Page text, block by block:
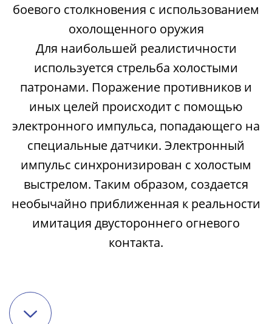
боевого столкновения с использованием
охолощенного оружия
Для наибольшей реалистичности
используется стрельба холостыми
патронами. Поражение противников и
иных целей происходит с помощью
электронного импульса, попадающего на
специальные датчики. Электронный
импульс синхронизирован с холостым
выстрелом. Таким образом, создается
необычайно приближенная к реальности
имитация двустороннего огневого
контакта.